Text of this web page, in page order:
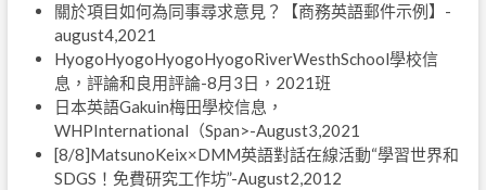
關於項目如何為同事尋求意見？【商務英語郵件示例】 -
august4,2021
HyogoHyogoHyogoHyogoRiverWesthSchool學校信
息，評論和良用評論-8月3日，2021班
日本英語Gakuin梅田學校信息，
WHPInternational（Span>-August3,2021
[8/8]MatsunoKeix×DMM英語對話在線活動“學習世界和
SDGS！免費研究工作坊”-August2,2012